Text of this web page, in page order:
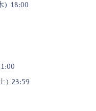
) 18:00
) 23:59